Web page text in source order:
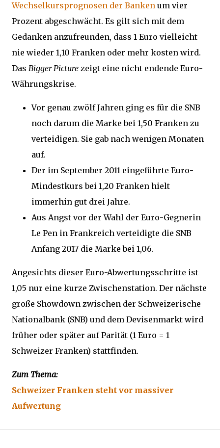
Wechselkursprognosen der Banken um vier
Prozent abgeschwächt. Es gilt sich mit dem
Gedanken anzufreunden, dass 1 Euro vielleicht
nie wieder 1,10 Franken oder mehr kosten wird.
Das Bigger Picture zeigt eine nicht endende Euro-
Währungskrise.
Vor genau zwölf Jahren ging es für die SNB
noch darum die Marke bei 1,50 Franken zu
verteidigen. Sie gab nach wenigen Monaten
auf.
Der im September 2011 eingeführte Euro-
Mindestkurs bei 1,20 Franken hielt
immerhin gut drei Jahre.
Aus Angst vor der Wahl der Euro-Gegnerin
Le Pen in Frankreich verteidigte die SNB
Anfang 2017 die Marke bei 1,06.
Angesichts dieser Euro-Abwertungsschritte ist
1,05 nur eine kurze Zwischenstation. Der nächste
große Showdown zwischen der Schweizerische
Nationalbank (SNB) und dem Devisenmarkt wird
früher oder später auf Parität (1 Euro = 1
Schweizer Franken) stattfinden.
Zum Thema:
Schweizer Franken steht vor massiver
Aufwertung